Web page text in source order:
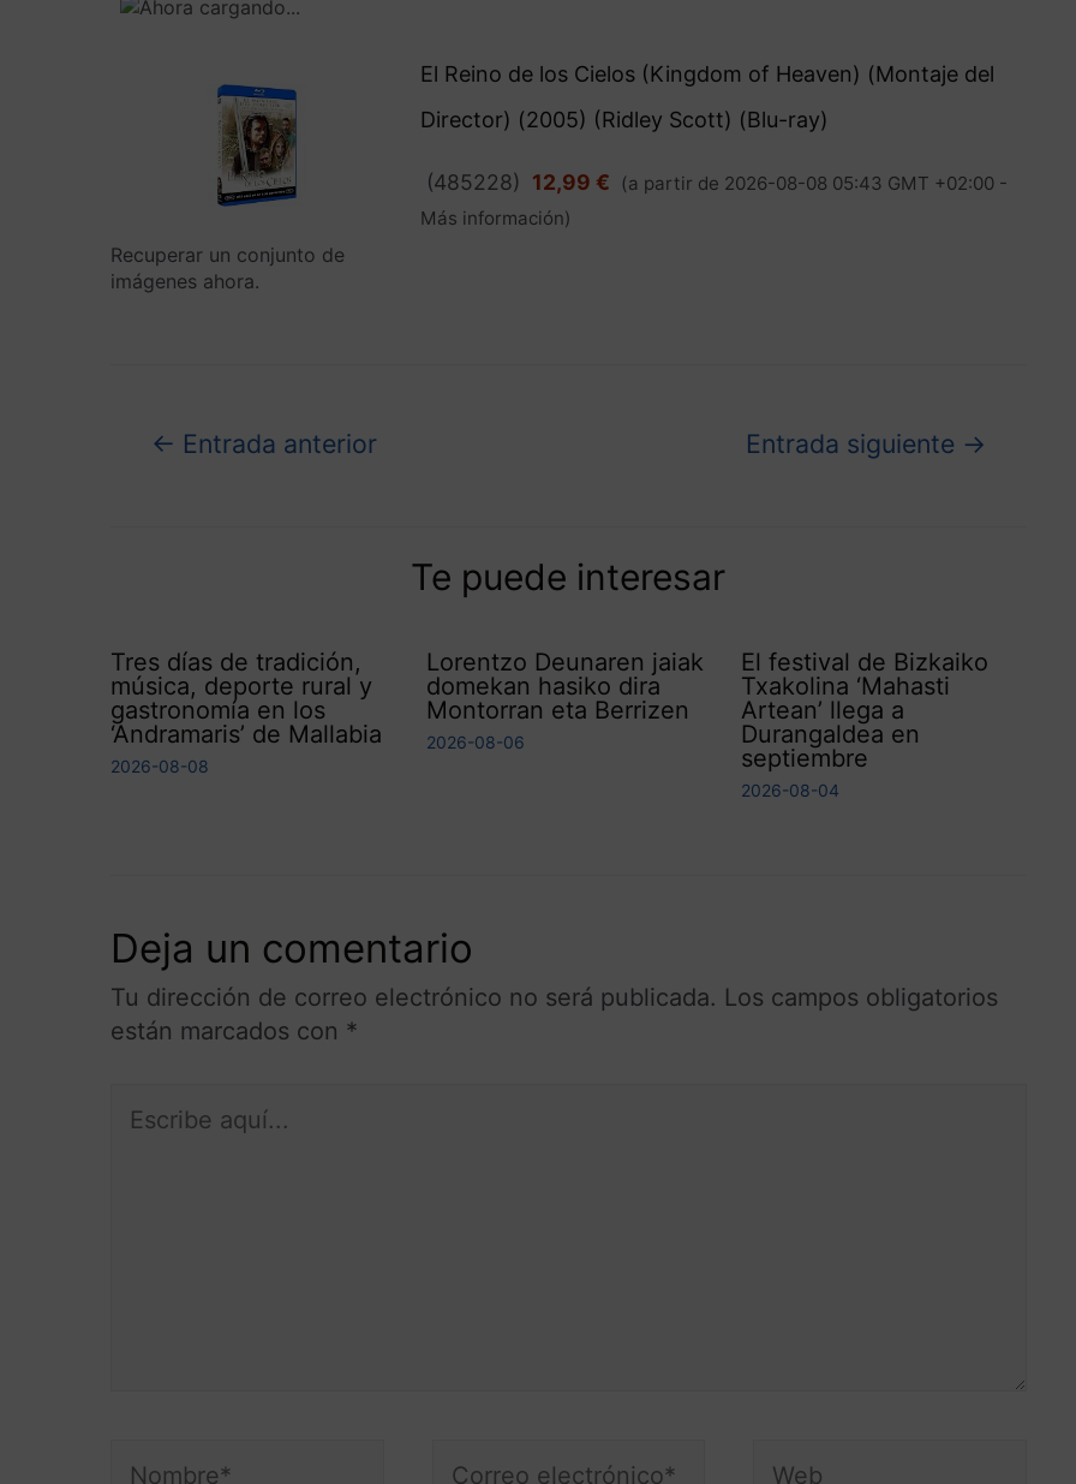
Recuperar un conjunto de
imágenes ahora.
El Reino de los Cielos (Kingdom of Heaven) (Montaje del
Director) (2005) (Ridley Scott) (Blu-ray)
(485228) 12,99 €
(a partir de 2026-08-08 05:43 GMT +02:00 -
Más información)
← Entrada anterior Entrada siguiente →
Te puede interesar
Tres días de tradición,
música, deporte rural y
gastronomía en los
‘Andramaris’ de Mallabia
2026-08-08
Lorentzo Deunaren jaiak
domekan hasiko dira
Montorran eta Berrizen
2026-08-06
El festival de Bizkaiko
Txakolina ‘Mahasti
Artean’ llega a
Durangaldea en
septiembre
2026-08-04
Deja un comentario
Tu dirección de correo electrónico no será publicada. Los campos obligatorios
están marcados con *